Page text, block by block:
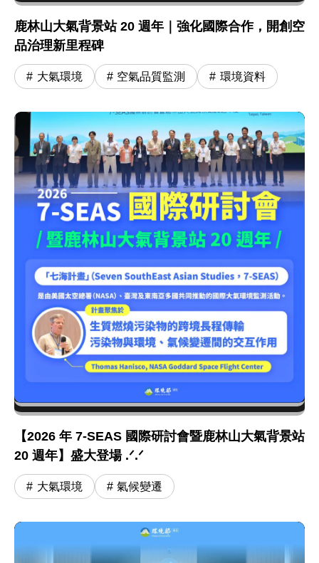
鹿林山大氣背景站 20 週年｜強化國際合作，開創空
品治理新里程碑
大氣環境 空氣品質監測 環境資料
【2026 年 7-SEAS 國際研討會暨鹿林山大氣背景站
20 週年】盛大登場 .ᐟ.ᐟ
大氣環境 氣候變遷